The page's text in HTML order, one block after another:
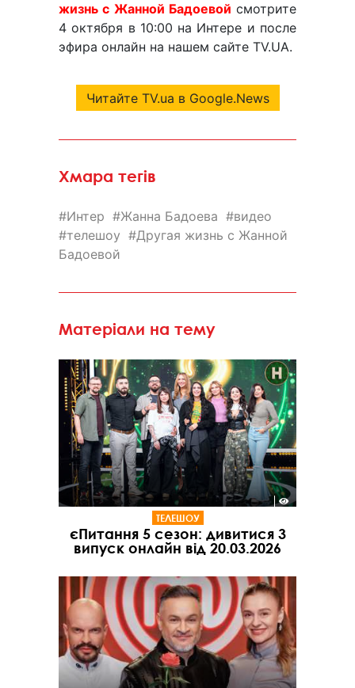
жизнь с Жанной Бадоевой смотрите
4 октября в 10:00 на Интере и после
эфира онлайн на нашем сайте TV.UA.
Читайте TV.ua в Google.News
Хмара тегів
Интер Жанна Бадоева
видео
телешоу
Другая жизнь с Жанной
Бадоевой
Матеріали на тему
ТЕЛЕШОУ
єПитання 5 сезон: дивитися 3
випуск онлайн від 20.03.2026